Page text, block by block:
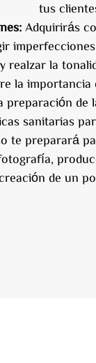
tus
Adquirirás
realzar la
la importancia
de
sanitarias
te preparará
de un